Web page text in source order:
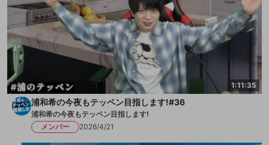
1:11:35
浦和希の今夜もテッペン目指します!#36
浦和希の今夜もテッペン目指します!
メンバー
2026/4/21